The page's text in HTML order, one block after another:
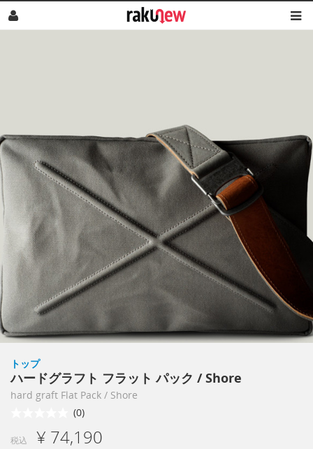
トップ
ハードグラフト フラット パック / Shore
hard graft Flat Pack / Shore
(0)
税込 ¥ 74,190